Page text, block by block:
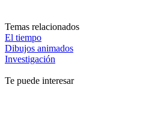
Temas relacionados
El tiempo
Dibujos animados
Investigación
Te puede interesar